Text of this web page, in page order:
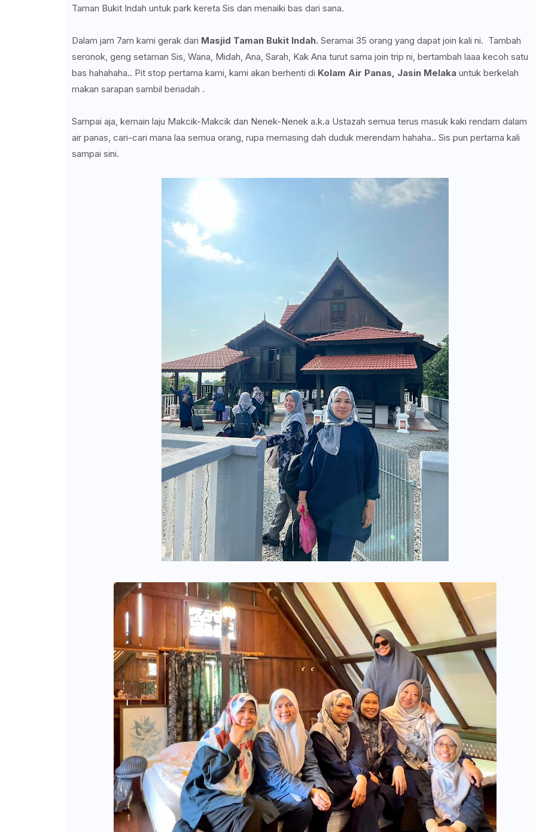
Taman Bukit Indah untuk park kereta Sis dan menaiki bas dari sana.
Dalam jam 7am kami gerak dari Masjid Taman Bukit Indah. Seramai 35 orang yang dapat join kali ni. Tambah
seronok, geng setaman Sis, Wana, Midah, Ana, Sarah, Kak Ana turut sama join trip ni, bertambah laaa kecoh satu
bas hahahaha.. Pit stop pertama kami, kami akan berhenti di Kolam Air Panas, Jasin Melakauntuk berkelah
makan sarapan sambil beriadah .
Sampai aja, kemain laju Makcik-Makcik dan Nenek-Nenek a.k.a Ustazah semua terus masuk kaki rendam dalam
air panas, cari-cari mana laa semua orang, rupa memasing dah duduk merendam hahaha.. Sis pun pertama kali
sampai sini.